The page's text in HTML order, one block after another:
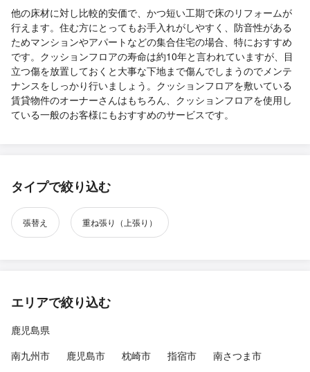
他の床材に対し比較的安価で、かつ短い工期で床のリフォームが
行えます。住む方にとってもお手入れがしやすく、防音性がある
ためマンションやアパートなどの集合住宅の場合、特におすすめ
です。クッションフロアの寿命は約10年と言われていますが、目
立つ傷を放置しておくと大事な下地まで傷んでしまうのでメンテ
ナンスをしっかり行いましょう。クッションフロアを敷いている
賃貸物件のオーナーさんはもちろん、クッションフロアを使用し
ている一般のお客様にもおすすめのサービスです。
タイプで絞り込む
張替え 重ね張り（上張り）
エリアで絞り込む
鹿児島県
南九州市
鹿児島市 枕崎市 指宿市 南さつま市